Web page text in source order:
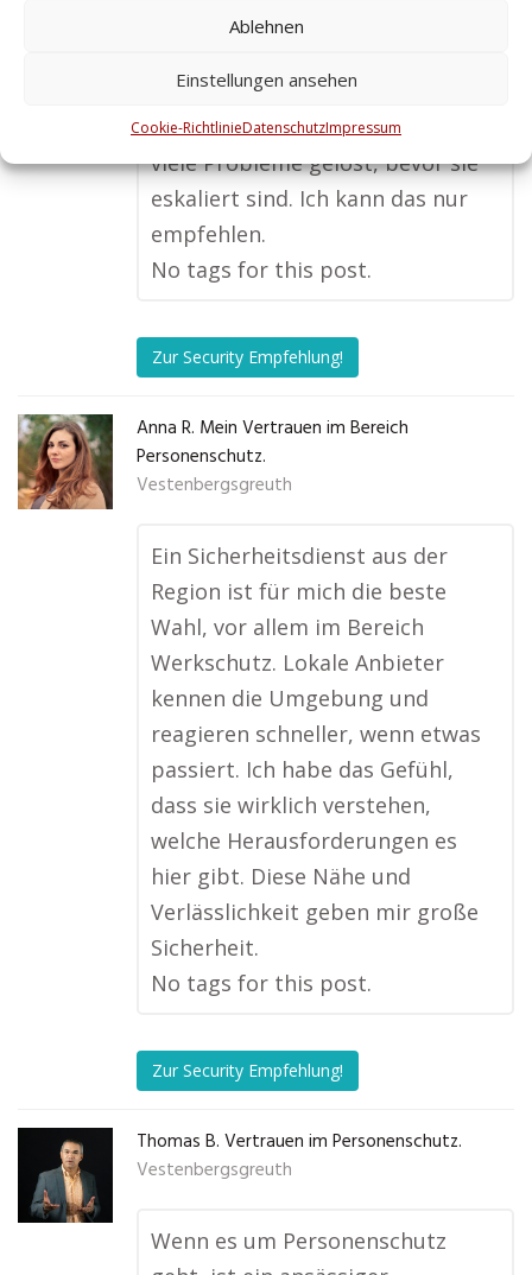
Ablehnen
Einstellungen ansehen
Cookie-RichtlinieDatenschutzImpressum
Kenntnis der Region machen für
hat die Zusammenarbeit mit
einem lokalen Anbieter schon
viele Probleme gelöst, bevor sie
eskaliert sind. Ich kann das nur
empfehlen.
No tags for this post.
Zur Security Empfehlung!
Anna R. Mein Vertrauen im Bereich
Personenschutz.
Vestenbergsgreuth
Ein Sicherheitsdienst aus der
Region ist für mich die beste
Wahl, vor allem im Bereich
Werkschutz. Lokale Anbieter
kennen die Umgebung und
reagieren schneller, wenn etwas
passiert. Ich habe das Gefühl,
dass sie wirklich verstehen,
welche Herausforderungen es
hier gibt. Diese Nähe und
Verlässlichkeit geben mir große
Sicherheit.
No tags for this post.
Zur Security Empfehlung!
Thomas B. Vertrauen im Personenschutz.
Vestenbergsgreuth
Wenn es um Personenschutz